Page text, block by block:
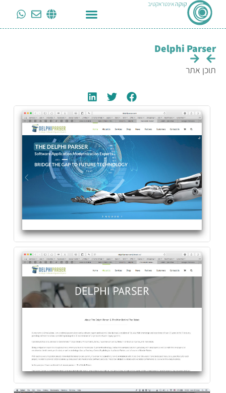
קוקהאינטראקטיב
Delphi Parser
תוכן אתר